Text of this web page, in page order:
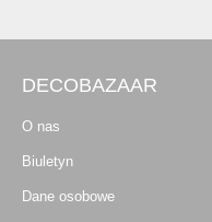
DECOBAZAAR
O nas
Biuletyn
Dane osobowe